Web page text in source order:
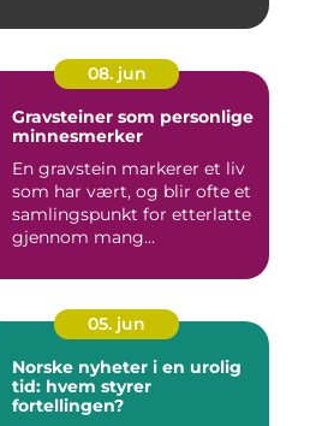
08. jun
Gravsteiner som personlige
minnesmerker
En gravstein markerer et liv
som har vært, og blir ofte et
samlingspunkt for etterlatte
gjennom mang...
05. jun
Norske nyheter i en urolig
tid: hvem styrer
fortellingen?